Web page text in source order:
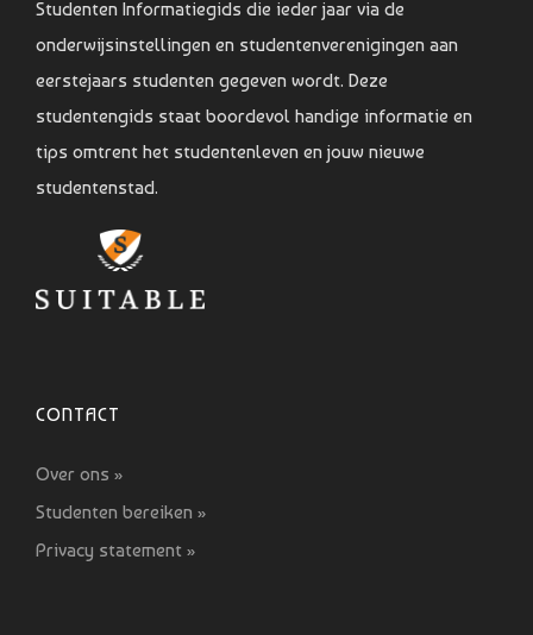
Studenten Informatiegids die ieder jaar via de
onderwijsinstellingen en studentenverenigingen aan
eerstejaars studenten gegeven wordt. Deze
studentengids staat boordevol handige informatie en
tips omtrent het studentenleven en jouw nieuwe
studentenstad.
CONTACT
Over ons »
Studenten bereiken »
Privacy statement »